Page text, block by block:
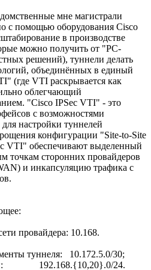
мне магистрали
с помощью оборудования Cisco
в производстве
можно получить от "PC-
решений), туннели делать
объединённых в единый
(где VTI раскрывается как
облегчающий
"Cisco IPSec VTI" - это
с возможностями
настройки туннелей
конфигурации "Site-to-Site
VTI" обеспечивают выделенный
точкам сторонних провайдеров
и инкапсуляцию трафика с
провайдера: 10.168.
туннеля: 10.172.5.0/30;
192.168.{10,20}.0/24.